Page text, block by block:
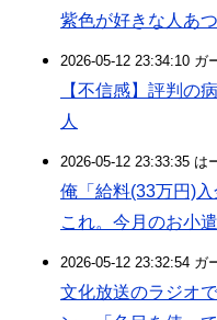
紫色が好きな人あつ
2026-05-12 23:34:10 ガ
【不信感】評判の
人
2026-05-12 23:33:35 は
俺「給料(33万円)
これ。今月のお小
2026-05-12 23:32:54 ガ
文化放送のラジオ